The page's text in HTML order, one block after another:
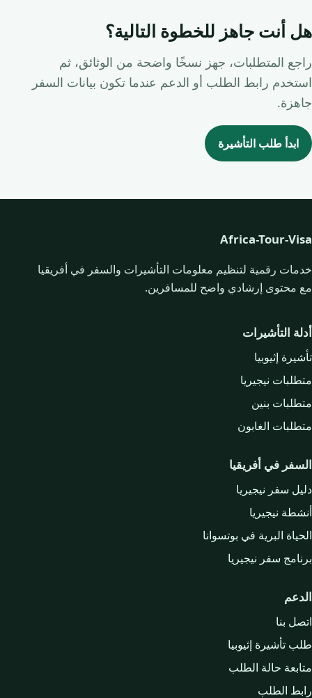
هل أنت جاهز للخطوة التالية؟
راجع المتطلبات، جهز نسخًا واضحة من الوثائق، ثم
استخدم رابط الطلب أو الدعم عندما تكون بيانات السفر
جاهزة.
ابدأ طلب التأشيرة
Africa-Tour-Visa
خدمات رقمية لتنظيم معلومات التأشيرات والسفر في أفريقيا
مع محتوى إرشادي واضح للمسافرين.
أدلة التأشيرات
تأشيرة إثيوبيا
متطلبات نيجيريا
متطلبات بنين
متطلبات الغابون
السفر في أفريقيا
دليل سفر نيجيريا
أنشطة نيجيريا
الحياة البرية في بوتسوانا
برنامج سفر نيجيريا
الدعم
اتصل بنا
طلب تأشيرة إثيوبيا
متابعة حالة الطلب
رابط الطلب